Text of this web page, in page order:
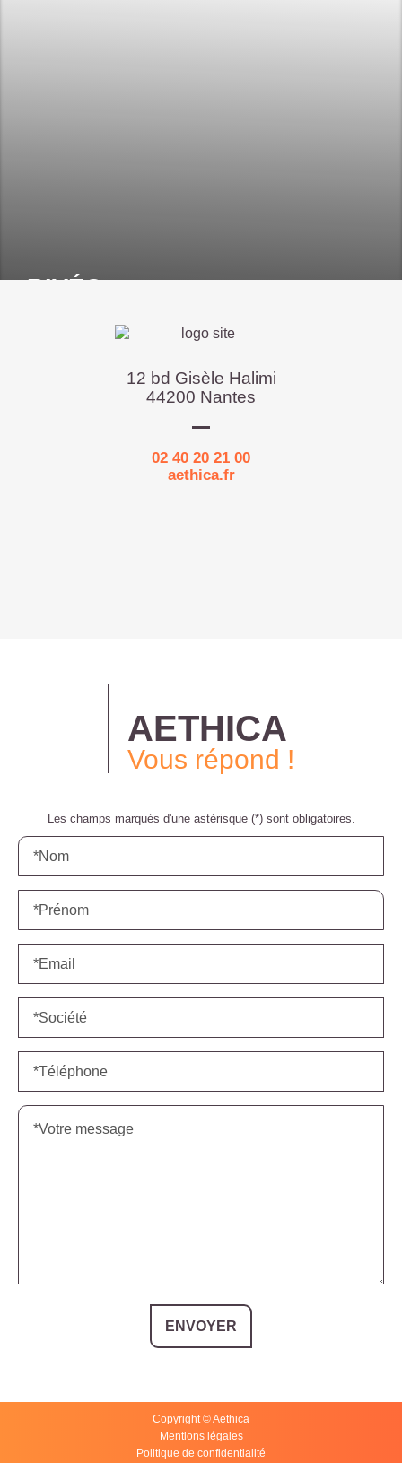
RIVÉO
Bouaye (44)
12 bd Gisèle Halimi
44200 Nantes
02 40 20 21 00
aethica.fr
AETHICA
vous répond !
Les champs marqués d'une astérisque (*) sont obligatoires.
ENVOYER
Copyright © Aethica
Mentions légales
Politique de confidentialité